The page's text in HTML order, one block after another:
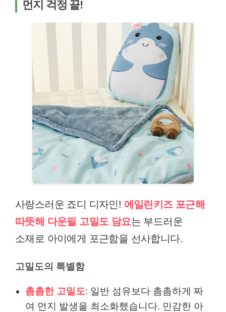
먼지 걱정 끝!
사랑스러운 죠디 디자인! 에일린키즈 포근해
따뜻해 다운필 고밀도 담요는 부드러운
소재로 아이에게 포근함을 선사합니다.
고밀도의 특별함
촘촘한 고밀도: 일반 섬유보다 촘촘하게 짜
여 먼지 발생을 최소화했습니다. 민감한 아